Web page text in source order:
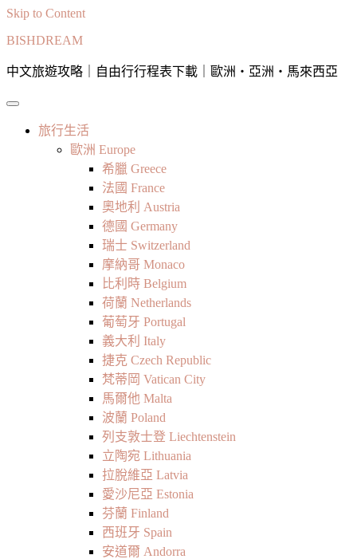
Skip to Content
BISHDREAM
中文旅遊攻略｜自由行行程表下載｜歐洲・亞洲・馬來西亞
旅行生活
歐洲 Europe
希臘 Greece
法國 France
奧地利 Austria
德國 Germany
瑞士 Switzerland
摩納哥 Monaco
比利時 Belgium
荷蘭 Netherlands
葡萄牙 Portugal
義大利 Italy
捷克 Czech Republic
梵蒂岡 Vatican City
馬爾他 Malta
波蘭 Poland
列支敦士登 Liechtenstein
立陶宛 Lithuania
拉脫維亞 Latvia
愛沙尼亞 Estonia
芬蘭 Finland
西班牙 Spain
安道爾 Andorra